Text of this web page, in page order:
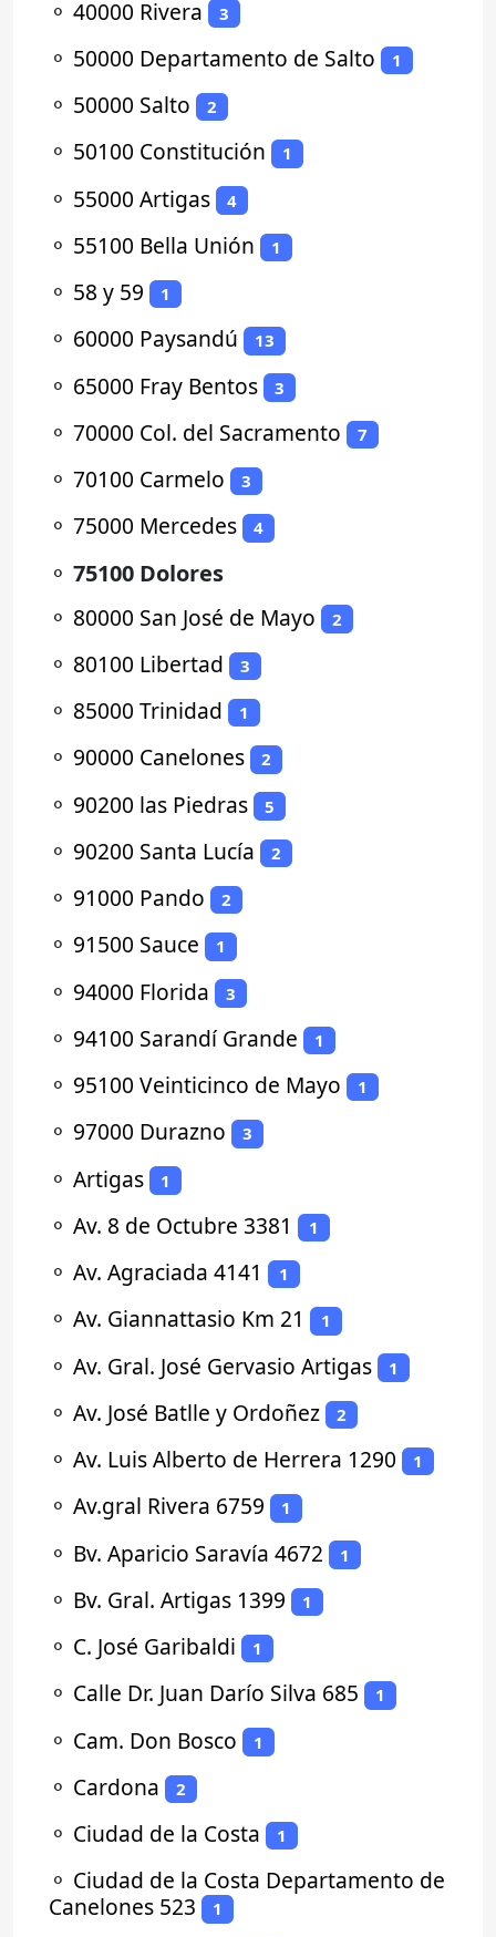
⚬ 40000 Rivera 3
⚬ 50000 Departamento de Salto 1
⚬ 50000 Salto 2
⚬ 50100 Constitución 1
⚬ 55000 Artigas 4
⚬ 55100 Bella Unión 1
⚬ 58 y 59 1
⚬ 60000 Paysandú 13
⚬ 65000 Fray Bentos 3
⚬ 70000 Col. del Sacramento 7
⚬ 70100 Carmelo 3
⚬ 75000 Mercedes 4
⚬ 75100 Dolores
⚬ 80000 San José de Mayo 2
⚬ 80100 Libertad 3
⚬ 85000 Trinidad 1
⚬ 90000 Canelones 2
⚬ 90200 las Piedras 5
⚬ 90200 Santa Lucía 2
⚬ 91000 Pando 2
⚬ 91500 Sauce 1
⚬ 94000 Florida 3
⚬ 94100 Sarandí Grande 1
⚬ 95100 Veinticinco de Mayo 1
⚬ 97000 Durazno 3
⚬ Artigas 1
⚬ Av. 8 de Octubre 3381 1
⚬ Av. Agraciada 4141 1
⚬ Av. Giannattasio Km 21 1
⚬ Av. Gral. José Gervasio Artigas 1
⚬ Av. José Batlle y Ordoñez 2
⚬ Av. Luis Alberto de Herrera 1290 1
⚬ Av.gral Rivera 6759 1
⚬ Bv. Aparicio Saravía 4672 1
⚬ Bv. Gral. Artigas 1399 1
⚬ C. José Garibaldi 1
⚬ Calle Dr. Juan Darío Silva 685 1
⚬ Cam. Don Bosco 1
⚬ Cardona 2
⚬ Ciudad de la Costa 1
⚬ Ciudad de la Costa Departamento de
Canelones 523
1